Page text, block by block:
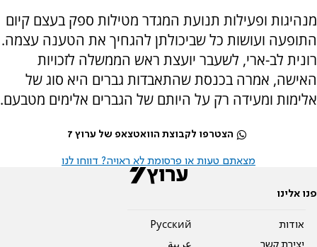
מנהיגות ופעילות תנועת המגדר מטילות ספק בעצם קיום
התופעה ועושות כל שביכולתן להגחיך את הטענה עצמה.
רונית לב-ארי, לשעבר יועצת ראש הממשלה לזכויות
האישה, אמרה בכנסת שהתאבדות גברים היא סוג של
אלימות ומעידה רק על היותם של הגברים אלימים מטבעם.
הצטרפו לקבוצת הוואטצאפ של ערוץ 7
מצאתם טעות או פרסומת לא ראויה? דווחו לנו
פנו אלינו
אודות
יצירת קשר
Pусский
عربية